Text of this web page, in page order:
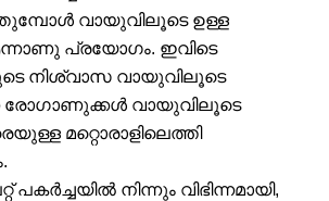
വായുവിലൂടെ ഉള്ള
പ്രയോഗം. ഇവിടെ
നിശ്വാസ വായുവിലൂടെ
രോഗാണുക്കൾ വായുവിലൂടെ
മറ്റൊരാളിലെത്തി
നിന്നും വിഭിന്നമായി,